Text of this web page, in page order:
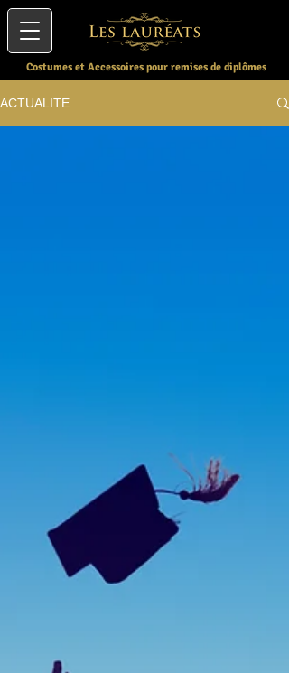
Costumes et Accessoires pour remises de diplômes
ACTUALITE